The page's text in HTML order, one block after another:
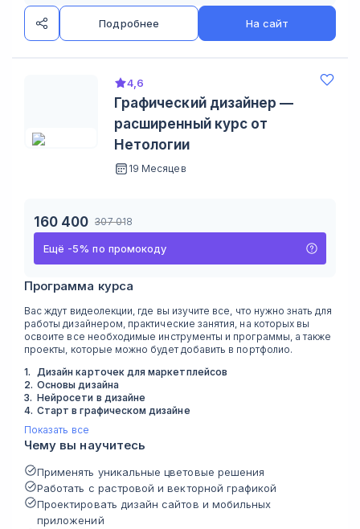
Подробнее На сайт
4,6
Графический дизайнер —
расширенный курс от
Нетологии
19 Месяцев
160 400 307 018
Ещё -5% по промокоду
Программа курса
Вас ждут видеолекции, где вы изучите все, что нужно знать для
работы дизайнером, практические занятия, на которых вы
освоите все необходимые инструменты и программы, а также
проекты, которые можно будет добавить в портфолио.
1. Дизайн карточек для маркетплейсов
2. Основы дизайна
3. Нейросети в дизайне
4. Старт в графическом дизайне
Показать все
Чему вы научитесь
Применять уникальные цветовые решения
Работать с растровой и векторной графикой
Проектировать дизайн сайтов и мобильных
приложений